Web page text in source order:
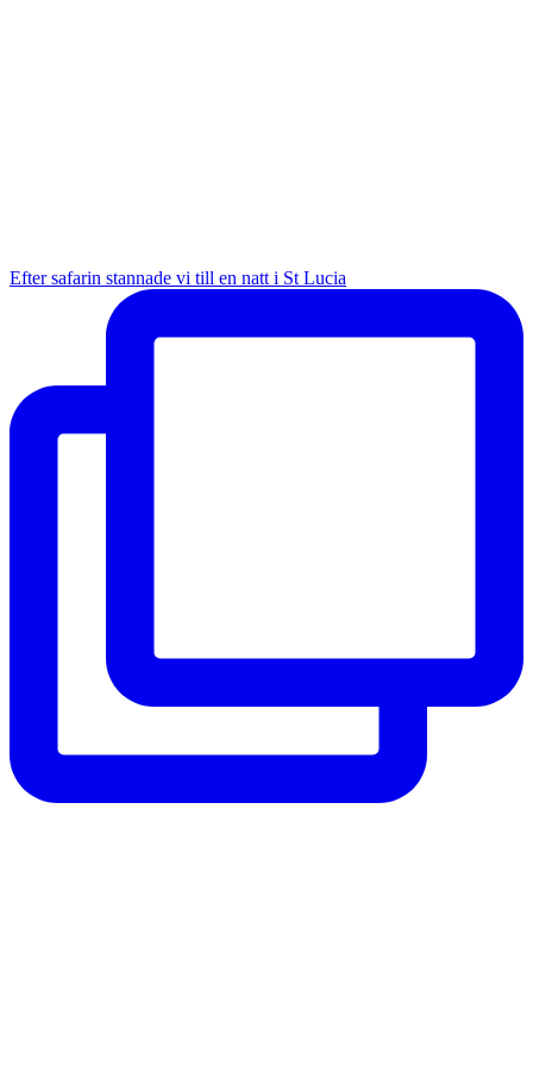
Efter safarin stannade vi till en natt i St Lucia